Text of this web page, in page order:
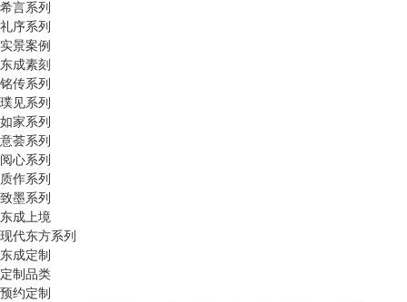
希言系列
礼序系列
实景案例
东成素刻
铭传系列
璞见系列
如家系列
意荟系列
阅心系列
质作系列
致墨系列
东成上境
现代东方系列
东成定制
定制品类
预约定制